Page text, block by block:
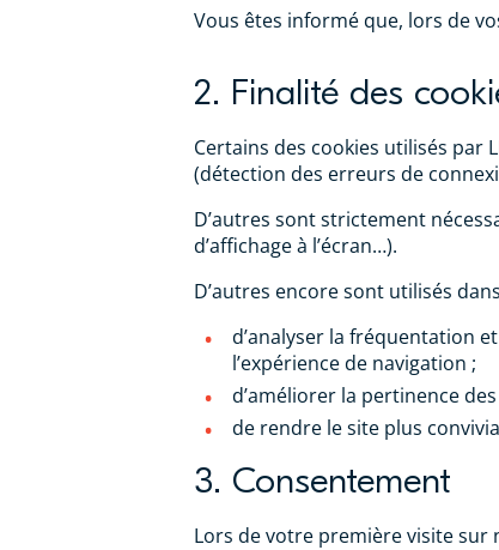
Vous êtes informé que, lors de
2. Finalité des
Certains des cookies utilisés par
(détection des erreurs de
D’autres sont strictement
d’affichage à l’écran…).
D’autres encore sont utilisés
d’analyser la fréquentation
l’expérience de navigation ;
d’améliorer la pertinence
de rendre le site plus
3. Consentement
Lors de votre première visite sur